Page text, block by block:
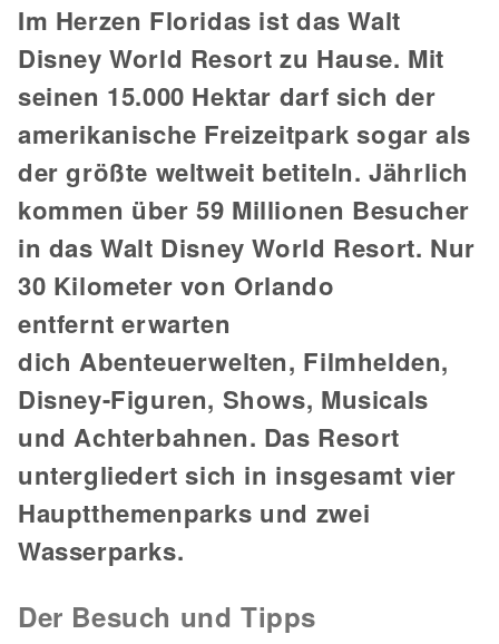
Im Herzen Floridas ist das Walt
Disney World Resort zu Hause. Mit
seinen 15.000 Hektar darf sich der
amerikanische Freizeitpark sogar als
der größte weltweit betiteln. Jährlich
kommen über 59 Millionen Besucher
in das Walt Disney World Resort. Nur
30 Kilometer von Orlando
entfernt erwarten
dich Abenteuerwelten, Filmhelden,
Disney-Figuren, Shows, Musicals
und Achterbahnen. Das Resort
untergliedert sich in insgesamt vier
Hauptthemenparks und zwei
Wasserparks.
Der Besuch und Tipps